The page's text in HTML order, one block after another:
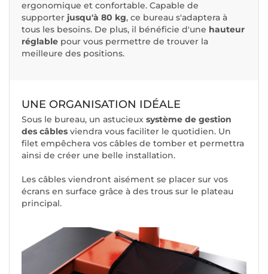
ergonomique et confortable. Capable de
supporter jusqu'à 80 kg, ce bureau s'adaptera à
tous les besoins. De plus, il bénéficie d'une hauteur
réglable pour vous permettre de trouver la
meilleure des positions.
UNE ORGANISATION IDÉALE
Sous le bureau, un astucieux système de gestion
des câbles viendra vous faciliter le quotidien. Un
filet empêchera vos câbles de tomber et permettra
ainsi de créer une belle installation.
Les câbles viendront aisément se placer sur vos
écrans en surface grâce à des trous sur le plateau
principal.